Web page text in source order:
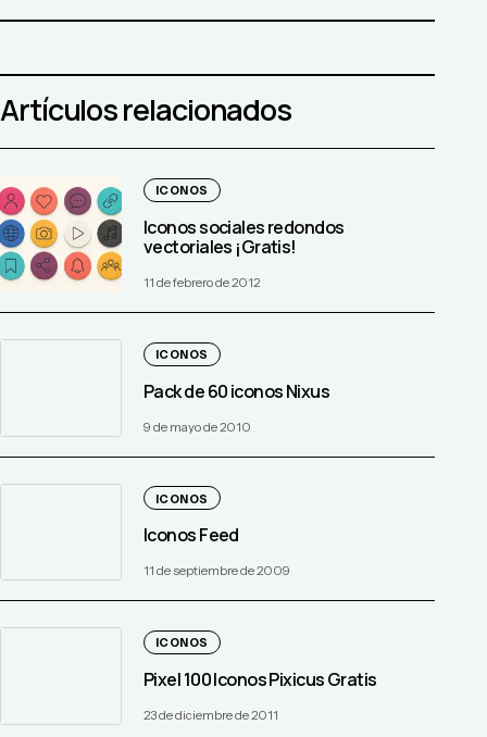
Artículos relacionados
ICONOS
Iconos sociales redondos
vectoriales ¡Gratis!
11 de febrero de 2012
ICONOS
Pack de 60 iconos Nixus
9 de mayo de 2010
ICONOS
Iconos Feed
11 de septiembre de 2009
ICONOS
Pixel 100 Iconos Pixicus Gratis
23 de diciembre de 2011